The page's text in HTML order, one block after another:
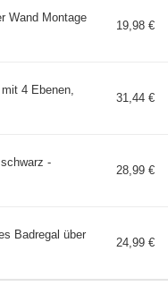
Wand Montage
19,98 €
4 Ebenen,
31,44 €
-
28,99 €
Badregal über
24,99 €